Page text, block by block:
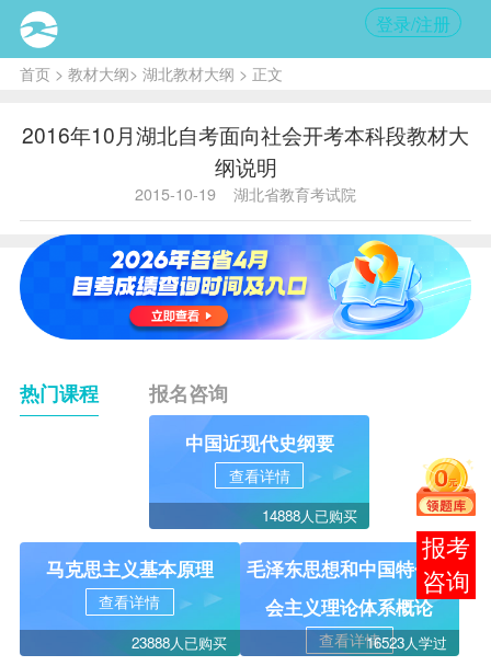
登录/注册
首页> 教材大纲> 湖北教材大纲 > 正文
2016年10月湖北自考面向社会开考本科段教材大
纲说明
2015-10-19 湖北省教育考试院
热门课程 报名咨询
中国近现代史纲要
查看详情
14888人已购买
马克思主义基本原理
查看详情
23888人已购买
毛泽东思想和中国特色社
会主义理论体系概论
查看详情16523人学过
报考
咨询